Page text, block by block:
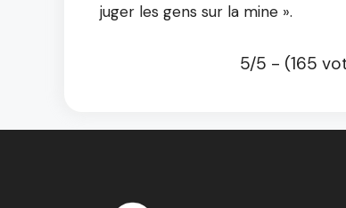
juger les gens sur la mine ».
5/5 - (165